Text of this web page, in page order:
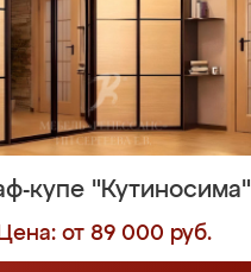
купе "Кутиносима"
Цена: от 89 000 руб.